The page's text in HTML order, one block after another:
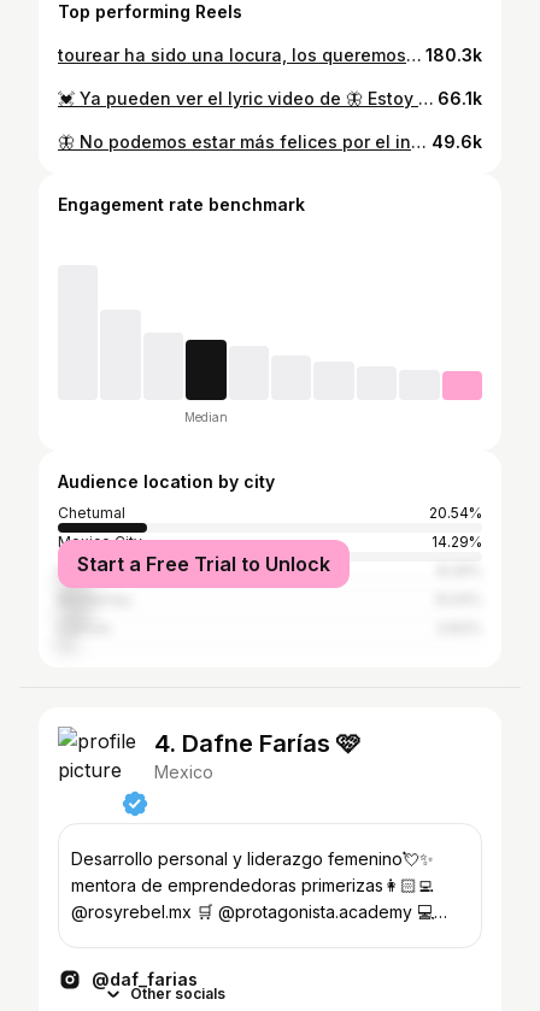
Top performing Reels
tourear ha sido una locura, los queremos muchísimo<3 . . . . . . . . . #reelsinstagram #musicaenvivo #reels #reelsvideo #reelsviral #reelsinsta #musicvideo #artistaindependente #bandaindependente #indieband #indiebands 180.3k
💓 Ya pueden ver el lyric video de 🦋 Estoy Aquí 🦋 en #youtube y también pueden escuchar la canción en todas las plataformas digitales 💖✨ Muchas gracias por todo el recibimiento que le han dado a la rolita, desde la listening party hasta el estreno mundial 🌎 ✨ :p Es una canción llena de experiencias muy bonitas y mucho aprendizaje por lo cual nos hace muy feliz poderla compartir con ustedes 💖 Nos vemos muy pronto!!! LQMMM 💖 🎞Dirigido y producido por @lamachinfamily 📽Fotografía por @vikivictoria11 👘Ropa y accesorios por @astreetstore 🎚Mezcla y master por @eddutorruco 🙏Agradecimientos especiales a @jorgevillarrealt @lucifffffffffffer @melisirijilla @mulatomgmt . . . . . . . #estreno #tourlife #lyricvideo #rockenespañol #reels #nuevamusica 66.1k
🦋 No podemos estar más felices por el increíble recibimiento que ha tenido “Estoy Aquí” 🦋 💓Sentimos mucho amor al poder conectar contigo a través de la canción 💖 Muchas gracias por escuchar y compartir 💖 🫂 Estoy aquí para vivir contigo 🥺 • • • • • • • #nuevamusica #indiemusic #pop #alternativo #reels 49.6k
Engagement rate benchmark
Median
Audience location by city
Chetumal
20.54%
Mexico City
14.29%
Mérida
Start a Free Trial to Unlock
4. Dafne Farías 🩷
Mexico
Desarrollo personal y liderazgo femenino💘✨
mentora de emprendedoras primerizas👩🏻‍💻
@rosyrebel.mx 🛒 @protagonista.academy 💻
@daf_farias
Other socials